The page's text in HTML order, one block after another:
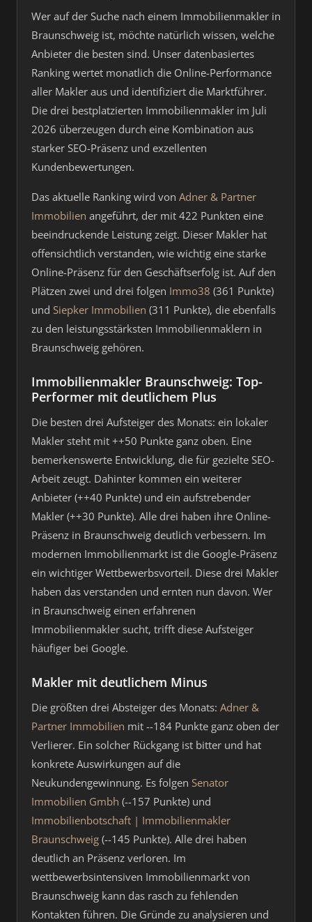
Wer auf der Suche nach einem Immobilienmakler in
Braunschweig ist, möchte natürlich wissen, welche
Anbieter die besten sind. Unser datenbasiertes
Ranking wertet monatlich die Online-Performance
aller Makler aus und identifiziert die Marktführer.
Die drei bestplatzierten Immobilienmakler im Juli
2026 überzeugen durch eine Kombination aus
starker SEO-Präsenz und exzellenten
Kundenbewertungen.
Das aktuelle Ranking wird von Adner & Partner
Immobilien angeführt, der mit 422 Punkten eine
beeindruckende Leistung zeigt. Dieser Makler hat
offensichtlich verstanden, wie wichtig eine starke
Online-Präsenz für den Geschäftserfolg ist. Auf den
Plätzen zwei und drei folgen Immo38 (361 Punkte)
und Siepker Immobilien (311 Punkte), die ebenfalls
zu den leistungsstärksten Immobilienmaklern in
Braunschweig gehören.
Immobilienmakler Braunschweig: Top-
Performer mit deutlichem Plus
Die besten drei Aufsteiger des Monats: ein lokaler
Makler steht mit ++50 Punkte ganz oben. Eine
bemerkenswerte Entwicklung, die für gezielte SEO-
Arbeit zeugt. Dahinter kommen ein weiterer
Anbieter (++40 Punkte) und ein aufstrebender
Makler (++30 Punkte). Alle drei haben ihre Online-
Präsenz in Braunschweig deutlich verbessern. Im
modernen Immobilienmarkt ist die Google-Präsenz
ein wichtiger Wettbewerbsvorteil. Diese drei Makler
haben das verstanden und ernten nun davon. Wer
in Braunschweig einen erfahrenen
Immobilienmakler sucht, trifft diese Aufsteiger
häufiger bei Google.
Makler mit deutlichem Minus
Die größten drei Absteiger des Monats: Adner &
Partner Immobilien mit --184 Punkte ganz oben der
Verlierer. Ein solcher Rückgang ist bitter und hat
konkrete Auswirkungen auf die
Neukundengewinnung. Es folgen Senator
Immobilien Gmbh (--157 Punkte) und
Immobilienbotschaft | Immobilienmakler
Braunschweig (--145 Punkte). Alle drei haben
deutlich an Präsenz verloren. Im
wettbewerbsintensiven Immobilienmarkt von
Braunschweig kann das rasch zu fehlenden
Kontakten führen. Die Gründe zu analysieren und